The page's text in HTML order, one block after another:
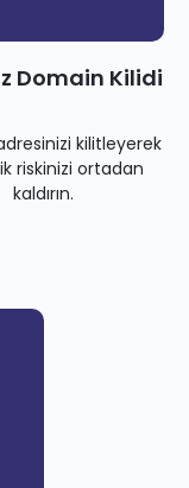
Domain Kilidi
kilitleyerek
riskinizi ortadan
kaldırın.